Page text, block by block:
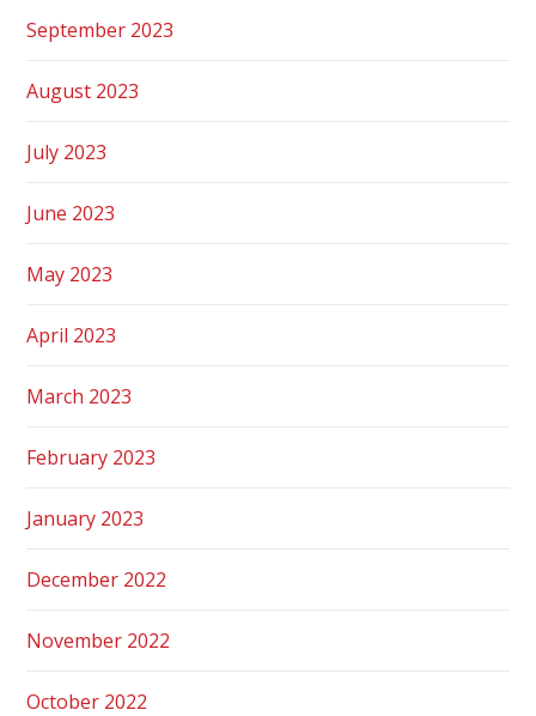
September 2023
August 2023
July 2023
June 2023
May 2023
April 2023
March 2023
February 2023
January 2023
December 2022
November 2022
October 2022